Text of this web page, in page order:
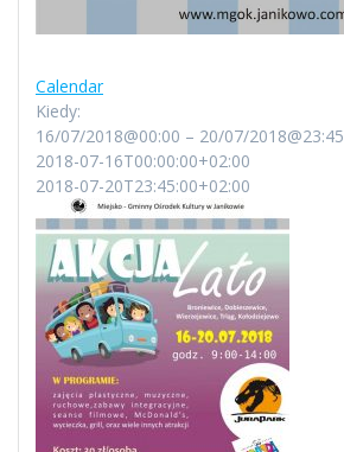
Calendar
Kiedy:
16/07/2018@00:00 – 20/07/2018@23:45
2018-07-16T00:00:00+02:00
2018-07-20T23:45:00+02:00